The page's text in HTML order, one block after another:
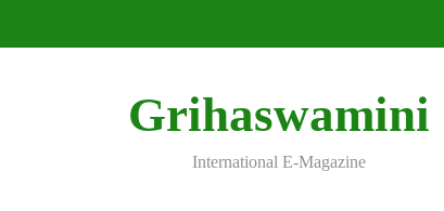
Grihaswamini
International E-Magazine